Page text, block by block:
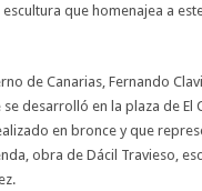
que homenajea a
de Canarias, Fernando
desarrolló en la plaza de El
en bronce y que
obra de Dácil Travieso,